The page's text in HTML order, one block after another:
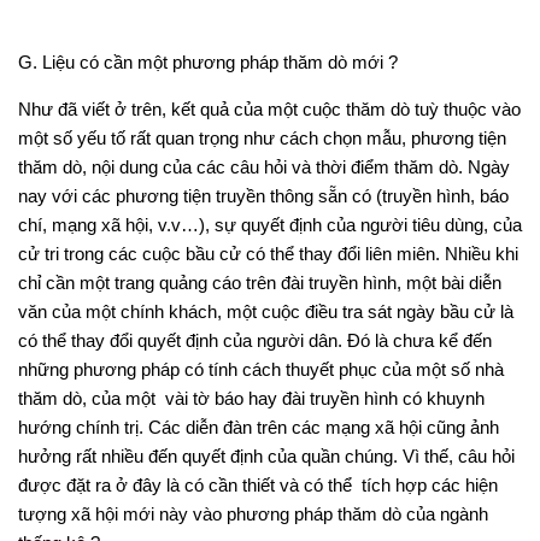
G. Liệu có cần một phương pháp thăm dò mới ?
Như đã viết ở trên, kết quả của một cuộc thăm dò tuỳ thuộc vào
một số yếu tố rất quan trọng như cách chọn mẫu, phương tiện
thăm dò, nội dung của các câu hỏi và thời điểm thăm dò. Ngày
nay với các phương tiện truyền thông sẵn có (truyền hình, báo
chí, mạng xã hội, v.v…), sự quyết định của người tiêu dùng, của
cử tri trong các cuộc bầu cử có thể thay đổi liên miên. Nhiều khi
chỉ cần một trang quảng cáo trên đài truyền hình, một bài diễn
văn của một chính khách, một cuộc điều tra sát ngày bầu cử là
có thể thay đổi quyết định của người dân. Đó là chưa kể đến
những phương pháp có tính cách thuyết phục của một số nhà
thăm dò, của một vài tờ báo hay đài truyền hình có khuynh
hướng chính trị. Các diễn đàn trên các mạng xã hội cũng ảnh
hưởng rất nhiều đến quyết định của quần chúng. Vì thế, câu hỏi
được đặt ra ở đây là có cần thiết và có thể tích hợp các hiện
tượng xã hội mới này vào phương pháp thăm dò của ngành